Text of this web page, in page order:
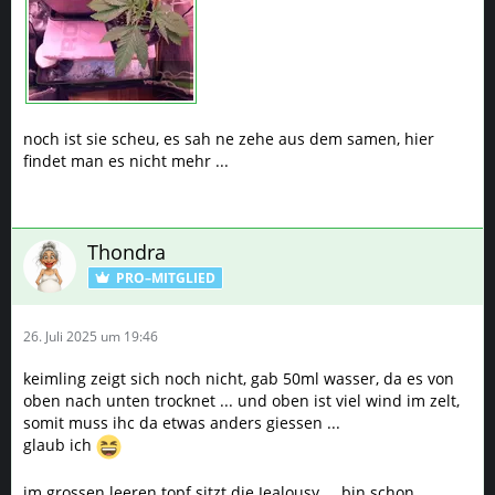
noch ist sie scheu, es sah ne zehe aus dem samen, hier
findet man es nicht mehr ...
Thondra
PRO–MITGLIED
26. Juli 2025 um 19:46
keimling zeigt sich noch nicht, gab 50ml wasser, da es von
oben nach unten trocknet ... und oben ist viel wind im zelt,
somit muss ihc da etwas anders giessen ...
glaub ich